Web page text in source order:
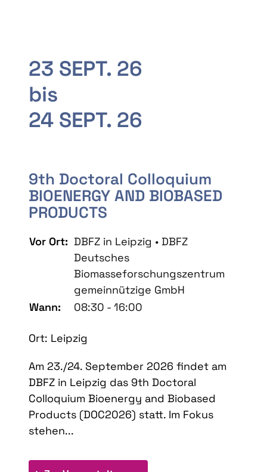
23 SEPT. 26
bis
24 SEPT. 26
9th Doctoral Colloquium
BIOENERGY AND BIOBASED
PRODUCTS
Vor Ort: DBFZ in Leipzig • DBFZ
Deutsches
Biomasseforschungszentrum
gemeinnützige GmbH
Wann:
08:30 - 16:00
Ort: Leipzig
Am 23./24. September 2026 findet am
DBFZ in Leipzig das 9th Doctoral
Colloquium Bioenergy and Biobased
Products (DOC2026) statt. Im Fokus
stehen...